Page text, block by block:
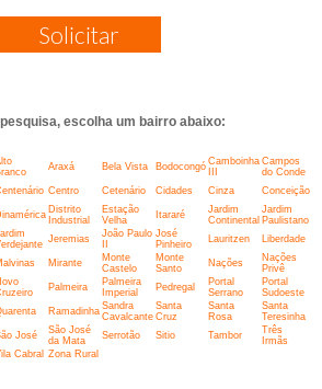
Solicitar
escolha um bairro abaixo:
Araxá Bela Vista Bodocongó Camboinha Campos
do Conde
Centro Cetenário Cidades Cinza Conceição
Distrito
Industrial
Estação
Velha
Itararé
Jardim
Continental
Jardim
Paulistano
Jeremias
João Paulo José
Pinheiro
Lauritzen Liberdade
Mirante
Monte
Castelo
Monte
Santo
Nações
Nações
Privê
Palmeira
Palmeira
Imperial
Pedregal
Portal
Serrano
Portal
Sudoeste
Ramadinha Sandra
Cavalcante
Santa
Cruz
Santa
Rosa
Santa
Teresinha
José
São José
da Mata
Serrotão Sitio Tambor
Três
Irmãs
Cabral Zona Rural